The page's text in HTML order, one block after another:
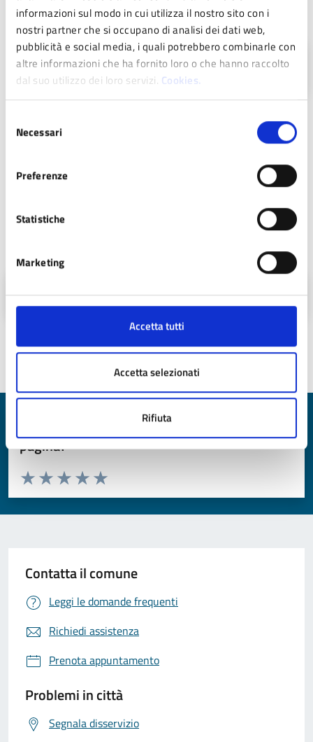
informazioni sul modo in cui utilizza il nostro sito con i
nostri partner che si occupano di analisi dei dati web,
pubblicità e social media, i quali potrebbero combinarle con
altre informazioni che ha fornito loro o che hanno raccolto
dal suo utilizzo dei loro servizi. Cookies.
delNecessari
Preferenze
Statistiche
Marketing
Accetta tutti
Accetta selezionati
Rifiuta
2025
07
SET
13:30
Inizio
Contatti
Ultimo aggiornamento:07/01/2026 10:39
Quanto sono chiare le informazioni su questa
pagina?
Valuta da 1 a 5 stelle la pagina
Valuta 5 stelle su 5
Valuta 4 stelle su 5
Valuta 3 stelle su 5
Valuta 2 stelle su 5
Valuta 1 stelle su 5
Contatta il comune
Leggi le domande frequenti
Richiedi assistenza
Prenota appuntamento
Problemi in città
Segnala disservizio